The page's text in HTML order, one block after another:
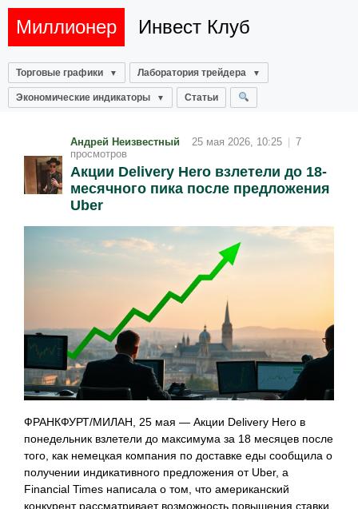
Миллионер Инвест Клуб
Торговые графики Лаборатория трейдера
Экономические индикаторы Статьи
Андрей Неизвестный 25 мая 2026, 10:25
7
просмотров
Акции Delivery Hero взлетели до 18-
месячного пика после предложения
Uber
ФРАНКФУРТ/МИЛАН, 25 мая — Акции Delivery Hero в
понедельник взлетели до максимума за 18 месяцев после
того, как немецкая компания по доставке еды сообщила о
получении индикативного предложения от Uber, а
Financial Times написала о том, что американский
конкурент рассматривает возможность повышения ставки.